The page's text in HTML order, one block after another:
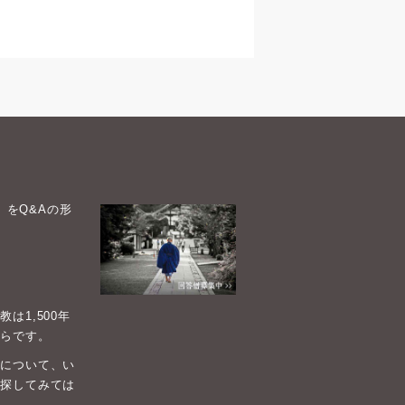
をQ&Aの形
は1,500年
です。
ついて、い
してみては